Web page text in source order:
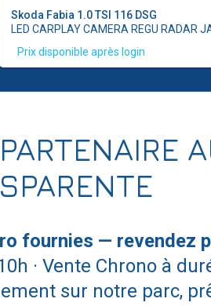
Skoda Fabia 1.0 TSI 116 DSG
LED CARPLAY CAMERA REGU RADAR
Prix disponible après login
fournies — revendez
· Vente Chrono à
sur notre parc,